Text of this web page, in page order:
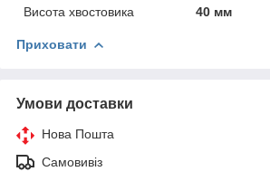
Висота хвостовика
40 мм
Приховати
Умови доставки
Нова Пошта
Самовивіз